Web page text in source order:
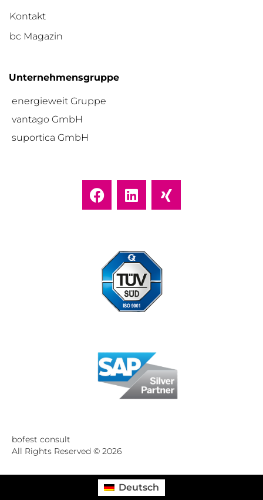
Kontakt
bc Magazin
Unternehmensgruppe
energieweit Gruppe
vantago GmbH
suportica GmbH
bofest consult
All Rights Reserved © 2026
Deutsch